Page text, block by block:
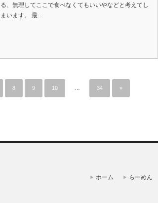
る、無理してここで食べなくてもいいやなどと考えてし
まいます。 最…
8 9 10 34 »
ホーム らーめん